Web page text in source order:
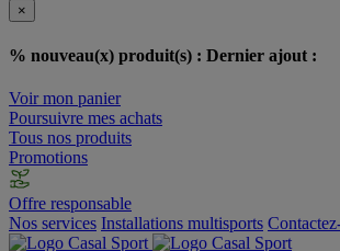
×
% nouveau(x) produit(s) : Dernier ajout :
Voir mon panier
Poursuivre mes achats
Tous nos produits
Promotions
Offre responsable
Nos services Installations multisports